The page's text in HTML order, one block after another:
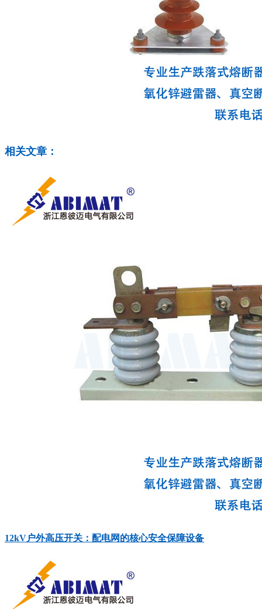
相关文章：
12kV户外高压开关：配电网的核心安全保障设备